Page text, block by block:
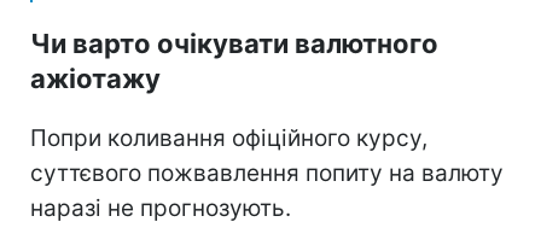
Чи варто очікувати валютного
ажіотажу
Попри коливання офіційного курсу,
суттєвого пожвавлення попиту на валюту
наразі не прогнозують.